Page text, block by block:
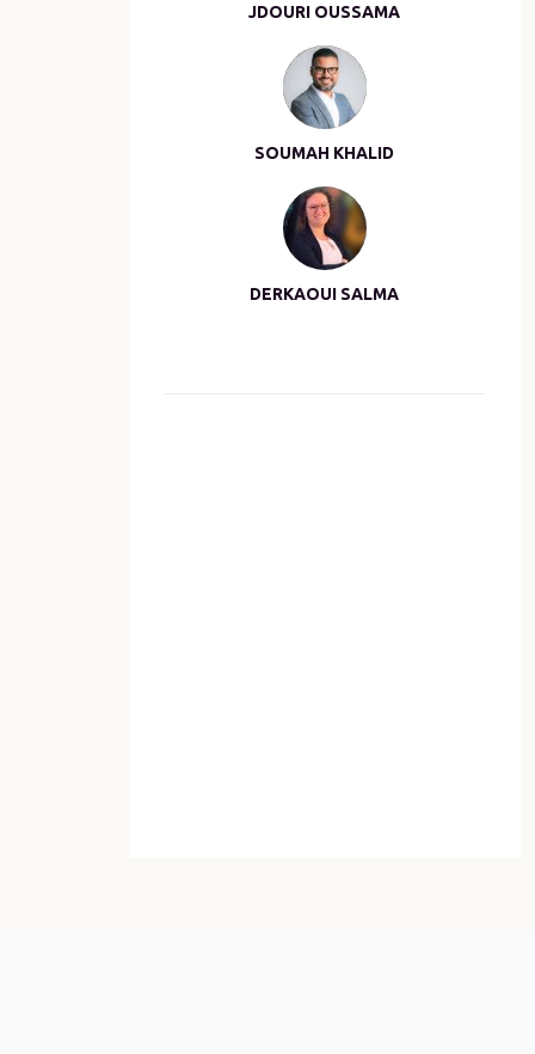
JDOURI OUSSAMA
SOUMAH KHALID
DERKAOUI SALMA